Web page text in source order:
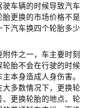
车辆的时候导致汽车
更换的市场价格不是
汽车换四个轮胎多少
件之一，车主要时刻
胎不会在行驶的时候
本身造成人身伤害。
多数情况下，更换轮
更换轮胎的地点、轮